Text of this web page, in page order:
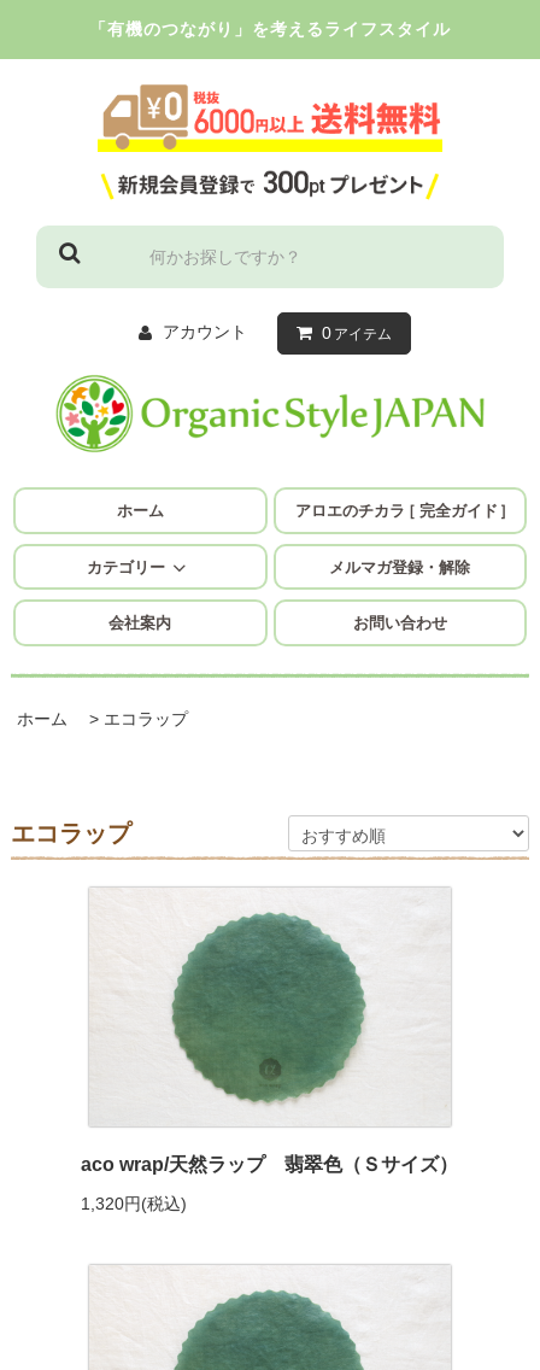
「有機のつながり」を考えるライフスタイル
アカウント 0 アイテム
ホーム アロエのチカラ［完全ガイド］
カテゴリー メルマガ登録・解除
会社案内 お問い合わせ
ホーム > エコラップ
エコラップ
aco wrap/天然ラップ 翡翠色（Ｓサイズ）
1,320円(税込)